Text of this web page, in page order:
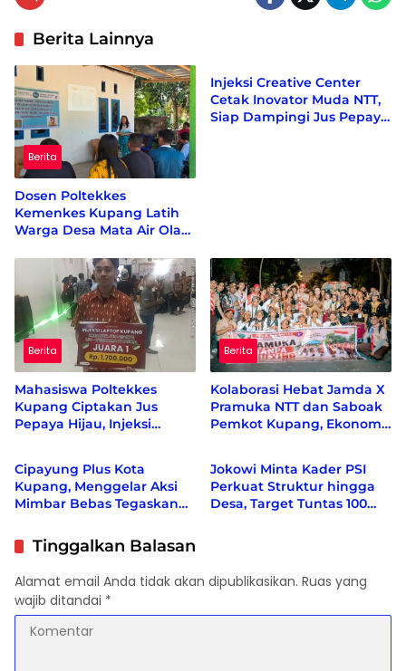
Berita Lainnya
Berita
Dosen Poltekkes
Kemenkes Kupang Latih
Warga Desa Mata Air Olah
Produk Bernilai Ekonomi
Injeksi Creative Center
Cetak Inovator Muda NTT,
Siap Dampingi Jus Pepaya
Berita
Mahasiswa Poltekkes
Kupang Ciptakan Jus
Pepaya Hijau, Injeksi
Berita
Kolaborasi Hebat Jamda X
Pramuka NTT dan Saboak
Pemkot Kupang, Ekonomi
Politik
Cipayung Plus Kota
Kupang, Menggelar Aksi
Mimbar Bebas Tegaskan
Gelar “RAJA TIMOR”
Kepada Presiden RI KE-7 H.
Ir. JOKO WIDODO
Berita
Jokowi Minta Kader PSI
Perkuat Struktur hingga
Desa, Target Tuntas 100
Tinggalkan Balasan
Alamat email Anda tidak akan dipublikasikan. Ruas yang
wajib ditandai *